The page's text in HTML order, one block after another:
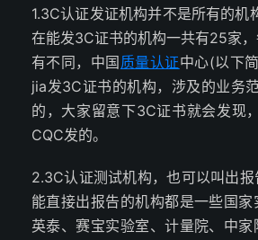
1.3C认证发证机构并不是所有的机
在能发3C证书的机构一共有25家
有不同，中国 质量认证中心(以下
jia发3C证书的机构，涉及的业务
的，大家留意下3C证书就会发现
CQC发的。
2.3C认证测试机构，也可以叫出
能直接出报告的机构都是一些国
英泰、赛宝实验室、计量院、中